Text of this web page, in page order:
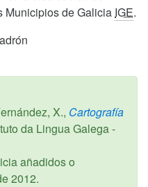
Municipios de Galicia IGE.
X., Cartografía
da Lingua Galega -
añadidos o
2012.